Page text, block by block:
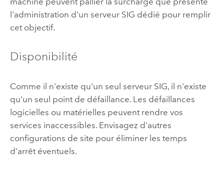
l'administration d'un serveur SIG dédié pour remplir
cet objectif.
Disponibilité
Comme il n'existe qu'un seul serveur SIG, il n'existe
qu'un seul point de défaillance. Les défaillances
logicielles ou matérielles peuvent rendre vos
services inaccessibles. Envisagez d'autres
configurations de site pour éliminer les temps
d'arrêt éventuels.